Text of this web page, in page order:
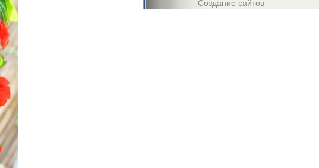
Создание сайтов